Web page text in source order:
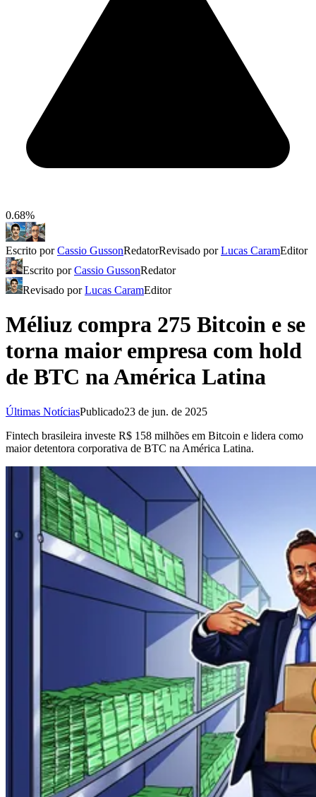
0.68%
Escrito porCassio GussonRedatorRevisado porLucas CaramEditor
Escrito porCassio GussonRedator
Revisado porLucas CaramEditor
Méliuz compra 275 Bitcoin e se
torna maior empresa com hold
de BTC na América Latina
Últimas NotíciasPublicado23 de jun. de 2025
Fintech brasileira investe R$ 158 milhões em Bitcoin e lidera como
maior detentora corporativa de BTC na América Latina.